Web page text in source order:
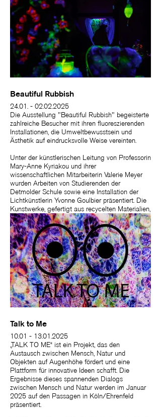
Beautiful Rubbish
24.01. - 02.02.2025
Die Ausstellung "Beautiful Rubbish" begeisterte
zahlreiche Besucher mit ihren fluoreszierenden
Installationen, die Umweltbewusstsein und
Ästhetik auf eindrucksvolle Weise vereinten.
Unter der künstlerischen Leitung von Professorin
Mary-Anne Kyriakou und ihrer
wissenschaftlichen Mitarbeiterin Valerie Meyer
wurden Arbeiten von Studierenden der
Detmolder Schule sowie eine Installation der
Lichtkünstlerin Yvonne Goulbier präsentiert. Die
Kunstwerke, gefertigt aus recycelten Materialien,
setzten sich kreativ mit den Themen
Umweltverschmutzung, Recycling und
Upcycling auseinander.
Talk to Me
10.01 - 13.01.2025
„TALK TO ME“ ist ein Projekt, das den
Austausch zwischen Mensch, Natur und
Objekten auf Augenhöhe fördert und eine
Plattform für innovative Ideen schafft. Die
Ergebnisse dieses spannenden Dialogs
zwischen Mensch und Natur werden im Januar
2025 auf den Passagen in Köln/Ehrenfeld
präsentiert.